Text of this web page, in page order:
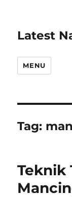
Latest
MENU
Tag:
Teknik